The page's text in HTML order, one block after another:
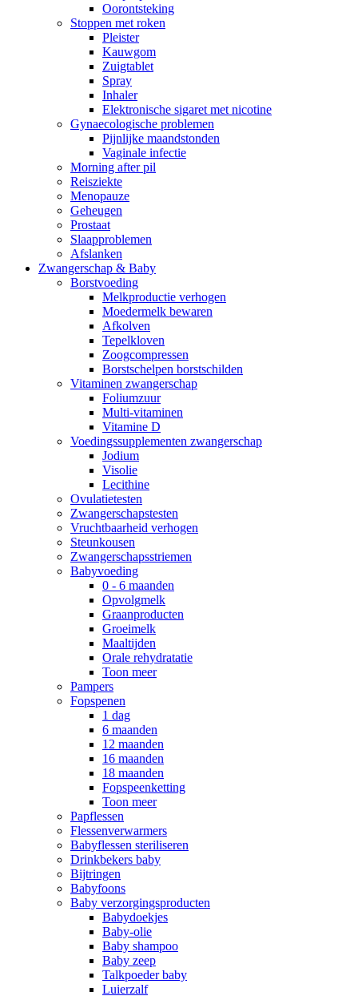
Oorontsteking
Stoppen met roken
Pleister
Kauwgom
Zuigtablet
Spray
Inhaler
Elektronische sigaret met nicotine
Gynaecologische problemen
Pijnlijke maandstonden
Vaginale infectie
Morning after pil
Reisziekte
Menopauze
Geheugen
Prostaat
Slaapproblemen
Afslanken
Zwangerschap & Baby
Borstvoeding
Melkproductie verhogen
Moedermelk bewaren
Afkolven
Tepelkloven
Zoogcompressen
Borstschelpen borstschilden
Vitaminen zwangerschap
Foliumzuur
Multi-vitaminen
Vitamine D
Voedingssupplementen zwangerschap
Jodium
Visolie
Lecithine
Ovulatietesten
Zwangerschapstesten
Vruchtbaarheid verhogen
Steunkousen
Zwangerschapsstriemen
Babyvoeding
0 - 6 maanden
Opvolgmelk
Graanproducten
Groeimelk
Maaltijden
Orale rehydratatie
Toon meer
Pampers
Fopspenen
1 dag
6 maanden
12 maanden
16 maanden
18 maanden
Fopspeenketting
Toon meer
Papflessen
Flessenverwarmers
Babyflessen steriliseren
Drinkbekers baby
Bijtringen
Babyfoons
Baby verzorgingsproducten
Babydoekjes
Baby-olie
Baby shampoo
Baby zeep
Talkpoeder baby
Luierzalf